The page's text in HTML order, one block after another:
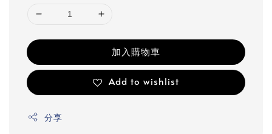
加入購物車
Add to wishlist
分享